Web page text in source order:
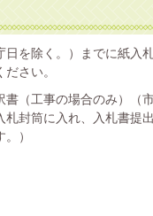
を除く。）までに紙入
さい。
（工事の場合のみ）（
札封筒に入れ、入札書提
）